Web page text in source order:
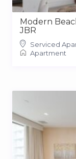
Modern
JBR
Serviced
Apartment